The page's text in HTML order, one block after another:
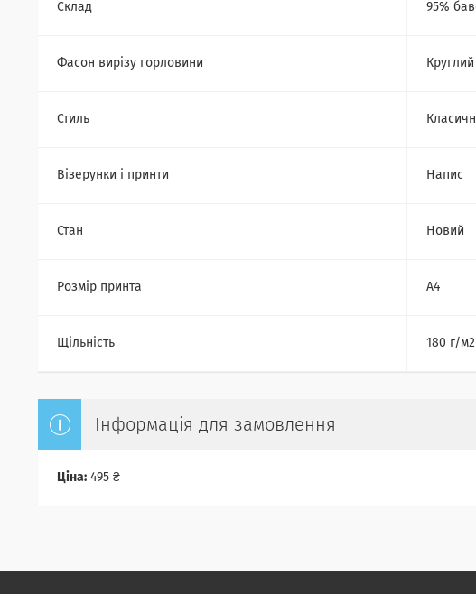
Склад 95%
Фасон вирізу горловини Круглий
Стиль
Візерунки і принти Напис
Стан Новий
Розмір принта А4
Щільність 180 г/м2
Інформація для замовлення
Ціна: 495 ₴